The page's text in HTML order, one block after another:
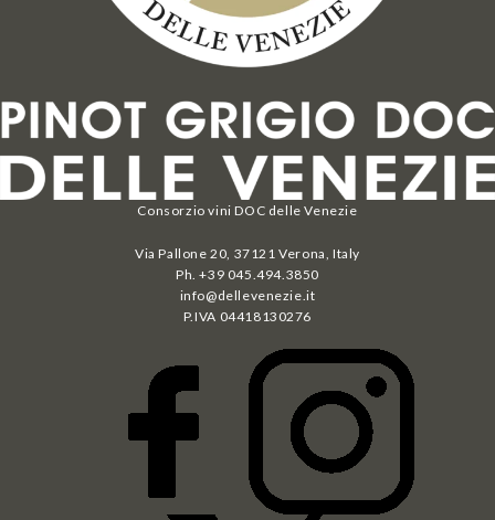
Consorzio vini DOC delle Venezie
Via Pallone 20, 37121 Verona, Italy
Ph. +39 045.494.3850
info@dellevenezie.it
P.IVA 04418130276